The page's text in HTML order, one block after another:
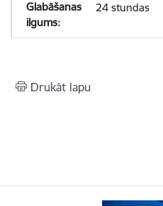
24 stundas
Drukāt lapu